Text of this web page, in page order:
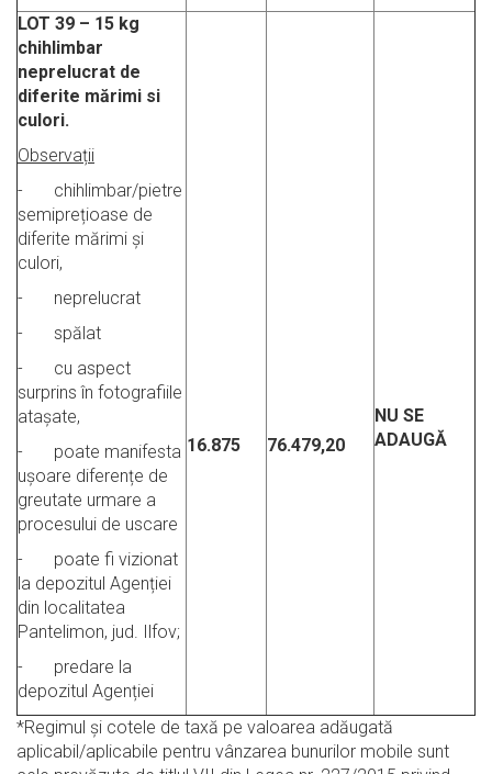
LOT 39 – 15 kg
chihlimbar
neprelucrat de
diferite mărimi si
culori.
Observații
- chihlimbar/pietre
semiprețioase de
diferite mărimi și
culori,
- neprelucrat
- spălat
- cu aspect
surprins în fotografiile
atașate,
- poate manifesta
ușoare diferențe de
greutate urmare a
procesului de uscare
- poate fi vizionat
la depozitul Agenției
din localitatea
Pantelimon, jud. Ilfov;
- predare la
depozitul Agenției
16.875 76.479,20
NU SE
ADAUGĂ
*Regimul şi cotele de taxă pe valoarea adăugată
aplicabil/aplicabile pentru vânzarea bunurilor mobile sunt